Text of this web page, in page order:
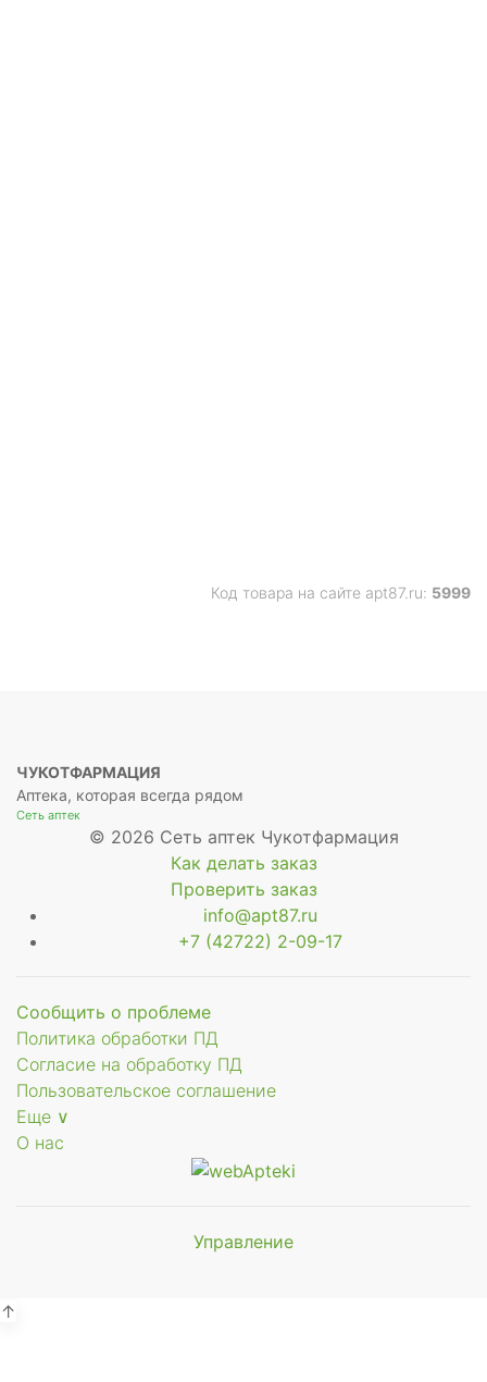
Код товара на сайте apt87.ru: 5999
ЧУКОТФАРМАЦИЯ
Аптека, которая всегда рядом
Сеть аптек
© 2026 Сеть аптек Чукотфармация
Как делать заказ
Проверить заказ
info@apt87.ru
+7 (42722) 2-09-17
Сообщить о проблеме
Политика обработки ПД
Согласие на обработку ПД
Пользовательское соглашение
Еще ∨
О нас
Управление
↑
Мы будем